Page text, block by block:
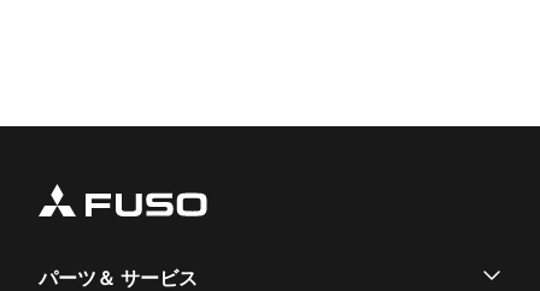
パーツ＆ サービス